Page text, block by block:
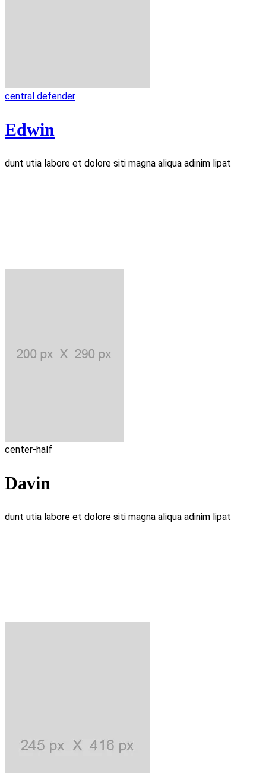
central defender
Edwin
dunt utia labore et dolore siti magna aliqua adinim lipat
center-half
Davin
dunt utia labore et dolore siti magna aliqua adinim lipat